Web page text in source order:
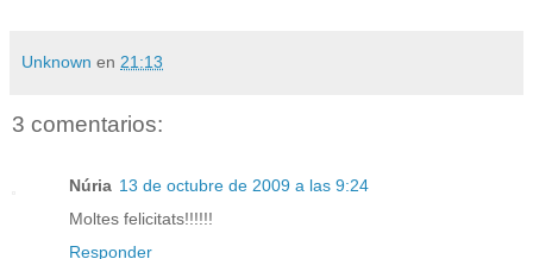
Unknown en 21:13
3 comentarios:
Núria 13 de octubre de 2009 a las 9:24
Moltes felicitats!!!!!!
Responder